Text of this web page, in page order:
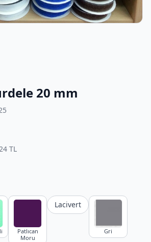
20 mm
TL
Patlıcan
Moru
Lacivert
Gri